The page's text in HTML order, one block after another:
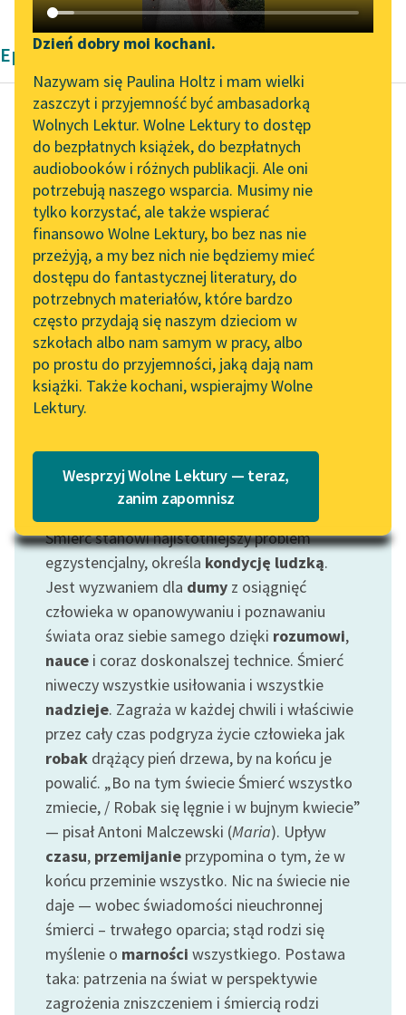
Katalog DAISY
Podkasty o książkach
Zgłoś brak utworu
Aktualności
Zapraszamy na spotkanie
online z tłumaczkami
literatury skandynawskiej
Spotkanie z Katarzyną
Tunkiel w Oslo
Wolne Lektury na 32.
Pol’and’Rock Festivalu
„Kochanek Lady
Chatterley” do słuchania
na Wolnych Lekturach
Nowy audiobook –
„Marzenie o Oriencie”
Lektury szkolne i klasyka
literatury do słuchania dla
uczennic i uczniów z
niepełnosprawnościami
E-kolekcja lektur
szkolnych i literatury do
słuchania dla uczennic i
uczniów z
niepełnosprawnościami
Feministyczne inspiracje.
Popularyzacja
skandynawskiej literatury
feministycznej
Ręce pełne poezji
Kolekcje edukacyjne
twórców przechodzących
do domeny publicznej,
lektur szkolnych oraz
Starego Testamentu
Narzędzia
Mapa Wolnych Lektur
Leśmianator
Przewodnik dla piszących i
czytających
API
OAI-PMH
Widget Wolnych Lektur
Przypisy
Katalog w formacie PDF
Dzień dobry moi kochani.
Nazywam się Paulina Holtz i mam wielki
zaszczyt i przyjemność być ambasadorką
Wolnych Lektur. Wolne Lektury to dostęp
do bezpłatnych książek, do bezpłatnych
audiobooków i różnych publikacji. Ale oni
potrzebują naszego wsparcia. Musimy nie
tylko korzystać, ale także wspierać
finansowo Wolne Lektury, bo bez nas nie
przeżyją, a my bez nich nie będziemy mieć
dostępu do fantastycznej literatury, do
potrzebnych materiałów, które bardzo
często przydają się naszym dzieciom w
szkołach albo nam samym w pracy, albo
po prostu do przyjemności, jaką dają nam
książki. Także kochani, wspierajmy Wolne
Lektury.
Wesprzyj Wolne Lektury — teraz,
zanim zapomnisz
Epika Zofii Urbanowskiej
Zofia Urbanowska
Księżniczka
— Że pani żyć
koniecznie potrzeba,
żeby zarobić sobie na
jaki taki paszport do
nieba. Uciec...
Czytaj więcej
Motyw: Śmierć
Śmierć stanowi najistotniejszy problem
egzystencjalny, określa kondycję ludzką.
Jest wyzwaniem dla dumy z osiągnięć
człowieka w opanowywaniu i poznawaniu
świata oraz siebie samego dzięki rozumowi,
nauce i coraz doskonalszej technice. Śmierć
niweczy wszystkie usiłowania i wszystkie
nadzieje. Zagraża w każdej chwili i właściwie
przez cały czas podgryza życie człowieka jak
robak drążący pień drzewa, by na końcu je
powalić. „Bo na tym świecie Śmierć wszystko
zmiecie, / Robak się lęgnie i w bujnym kwiecie”
— pisał Antoni Malczewski (Maria). Upływ
czasu, przemijanie przypomina o tym, że w
końcu przeminie wszystko. Nic na świecie nie
daje — wobec świadomości nieuchronnej
śmierci – trwałego oparcia; stąd rodzi się
myślenie o marności wszystkiego. Postawa
taka: patrzenia na świat w perspektywie
zagrożenia zniszczeniem i śmiercią rodzi